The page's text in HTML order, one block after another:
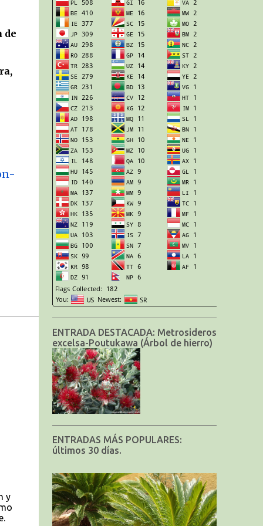
de
y
ENTRADA DESTACADA: Metrosideros
excelsa-Poutukawa (Árbol de hierro)
ENTRADAS MÁS POPULARES:
últimos 30 días.